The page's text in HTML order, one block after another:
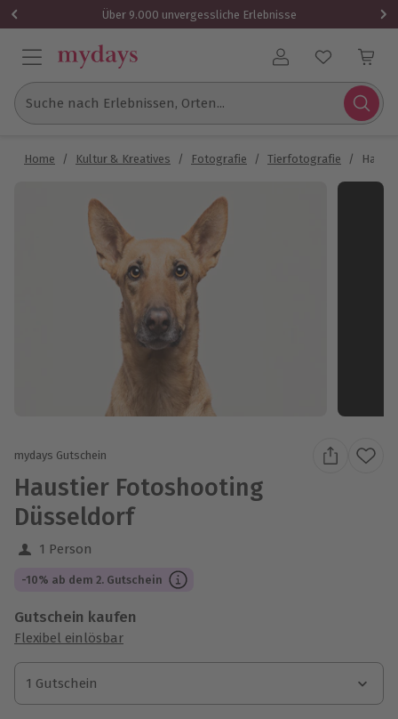
Über 9.000 unvergessliche Erlebnisse
Benutzerkonto
Suche nach Erlebnissen, Orten...
Home / Kultur & Kreatives / Fotografie / Tierfotografie /
mydays Gutschein
Haustier Fotoshooting
Düsseldorf
1 Person
-10% ab dem 2. Gutschein
Gutschein kaufen
Flexibel einlösbar
1 Gutschein
1 Gutschein
1 Gutschein